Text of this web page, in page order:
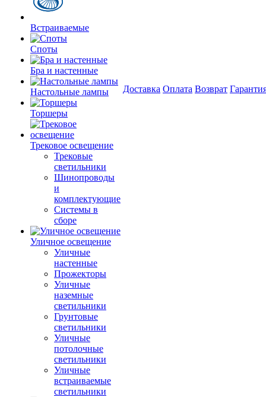
Встраиваемые
Споты
Бра и настенные
Настольные лампы
Торшеры
Трековое освещение
Трековые
светильники
Шинопроводы
и
комплектующие
Системы в
сборе
Уличное освещение
Уличные
настенные
Прожекторы
Уличные
наземные
светильники
Грунтовые
светильники
Уличные
потолочные
светильники
Уличные
встраиваемые
светильники
Доставка Оплата Возврат